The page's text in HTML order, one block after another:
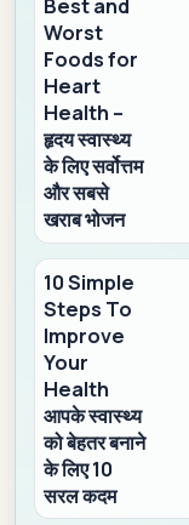
Best and
Worst
Foods for
Heart
Health –
हृदय स्वास्थ्य
के लिए सर्वोत्तम
और सबसे
खराब भोजन
10 Simple
Steps To
Improve
Your
Health
आपके स्वास्थ्य
को बेहतर बनाने
के लिए 10
सरल कदम